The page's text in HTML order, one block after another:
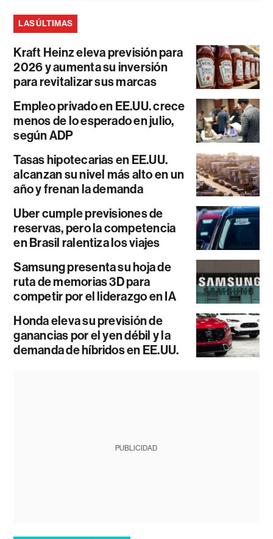
LAS ÚLTIMAS
Kraft Heinz eleva previsión para
2026 y aumenta su inversión
para revitalizar sus marcas
Empleo privado en EE.UU. crece
menos de lo esperado en julio,
según ADP
Tasas hipotecarias en EE.UU.
alcanzan su nivel más alto en un
año y frenan la demanda
Uber cumple previsiones de
reservas, pero la competencia
en Brasil ralentiza los viajes
Samsung presenta su hoja de
ruta de memorias 3D para
competir por el liderazgo en IA
Honda eleva su previsión de
ganancias por el yen débil y la
demanda de híbridos en EE.UU.
PUBLICIDAD